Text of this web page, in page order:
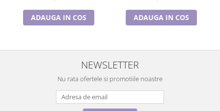
ADAUGA IN COS ADAUGA IN COS
NEWSLETTER
Nu rata ofertele si promotiile noastre